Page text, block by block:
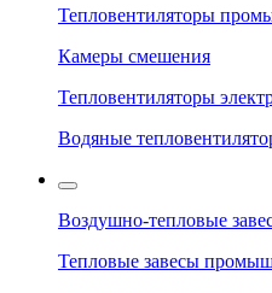
Тепловентиляторы
Камеры смешения
Тепловентиляторы
Водяные
Воздушно-тепловые
Тепловые завесы